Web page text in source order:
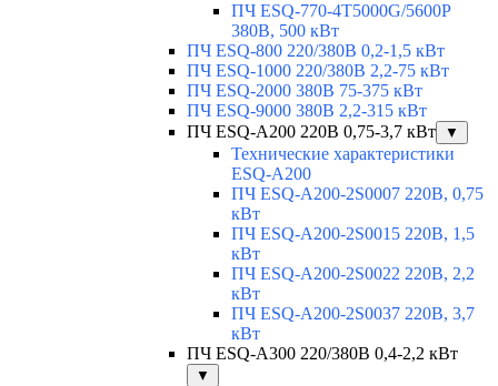
ПЧ ESQ-770-4T5000G/5600P
380В, 500 кВт
ПЧ ESQ-800 220/380В 0,2-1,5 кВт
ПЧ ESQ-1000 220/380В 2,2-75 кВт
ПЧ ESQ-2000 380В 75-375 кВт
ПЧ ESQ-9000 380В 2,2-315 кВт
ПЧ ESQ-A200 220В 0,75-3,7 кВт
▼
Технические характеристики
ESQ-A200
ПЧ ESQ-A200-2S0007 220В, 0,75
кВт
ПЧ ESQ-A200-2S0015 220В, 1,5
кВт
ПЧ ESQ-A200-2S0022 220В, 2,2
кВт
ПЧ ESQ-A200-2S0037 220В, 3,7
кВт
ПЧ ESQ-A300 220/380В 0,4-2,2 кВт
▼